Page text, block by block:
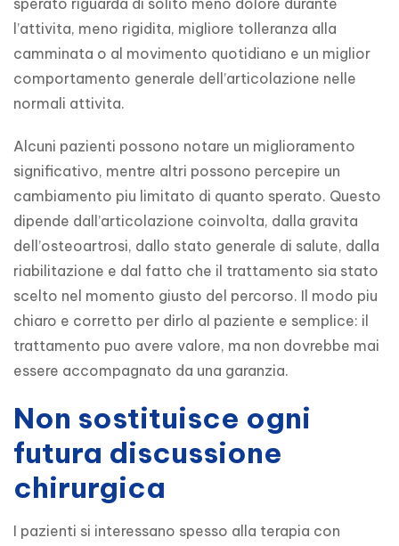
sperato riguarda di solito meno dolore durante
l’attivita, meno rigidita, migliore tolleranza alla
camminata o al movimento quotidiano e un miglior
comportamento generale dell’articolazione nelle
normali attivita.
Alcuni pazienti possono notare un miglioramento
significativo, mentre altri possono percepire un
cambiamento piu limitato di quanto sperato. Questo
dipende dall’articolazione coinvolta, dalla gravita
dell’osteoartrosi, dallo stato generale di salute, dalla
riabilitazione e dal fatto che il trattamento sia stato
scelto nel momento giusto del percorso. Il modo piu
chiaro e corretto per dirlo al paziente e semplice: il
trattamento puo avere valore, ma non dovrebbe mai
essere accompagnato da una garanzia.
Non sostituisce ogni
futura discussione
chirurgica
I pazienti si interessano spesso alla terapia con